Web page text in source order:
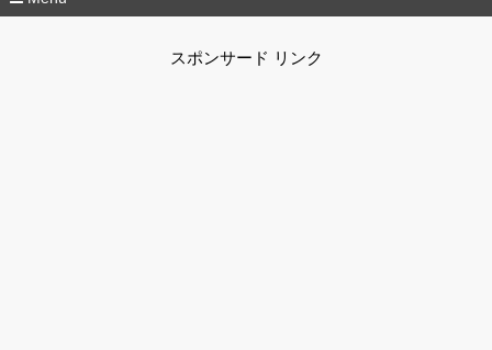
スポンサード リンク